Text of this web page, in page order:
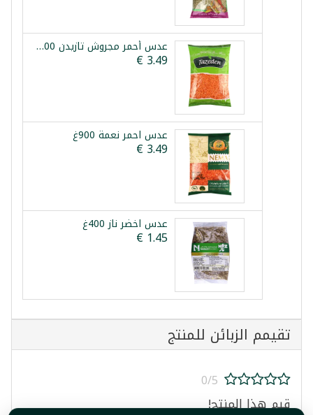
عدس أحمر مجروش تازيدن 900غ
عدس احمر نعمة 900غ
عدس اخضر ناز 400غ
تقيمم الزبائن للمنتج
0/5
قيم هذا المنتج!